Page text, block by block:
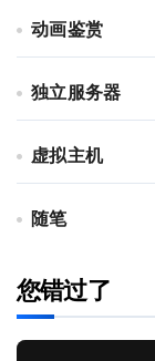
动画鉴赏
独立服务器
虚拟主机
随笔
您错过了